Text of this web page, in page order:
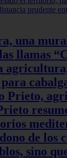
una
llamas
Prieto,
de los
sino